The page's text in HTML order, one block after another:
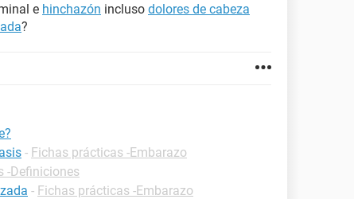
e hinchazón incluso dolores de cabeza
?
- Fichas prácticas -Embarazo
-Definiciones
- Fichas prácticas -Embarazo